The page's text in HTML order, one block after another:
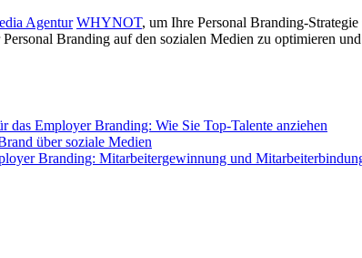
Agentur WHYNOT, um Ihre Personal Branding-
Branding auf den sozialen Medien zu optimieren
das Employer Branding: Wie Sie Top-Talente anziehen
über soziale Medien
Branding: Mitarbeitergewinnung und